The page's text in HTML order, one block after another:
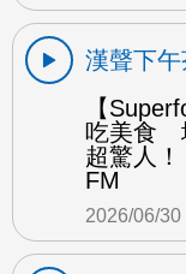
漢聲下午
【
吃美食
超驚人
FM
2026/06/30